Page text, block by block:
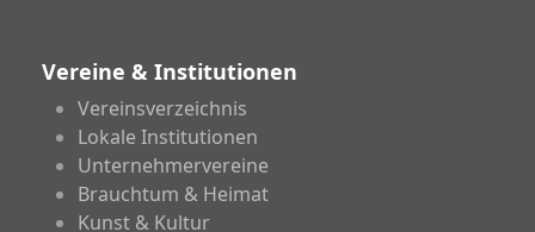
Vereine & Institutionen
Vereinsverzeichnis
Lokale Institutionen
Unternehmervereine
Brauchtum & Heimat
Kunst & Kultur